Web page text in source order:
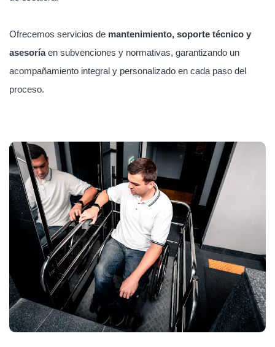
Ofrecemos servicios de mantenimiento, soporte técnico y
asesoríaen subvenciones y normativas, garantizando un
acompañamiento integral y personalizado en cada paso del
proceso.